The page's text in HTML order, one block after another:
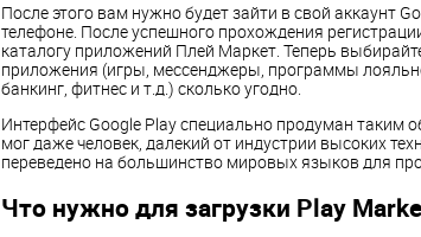
После этого вам нужно будет зайти в свой аккаунт
телефоне. После успешного прохождения
каталогу приложений Плей Маркет. Теперь
приложения (игры, мессенджеры, программы
банкинг, фитнес и т.д.) сколько угодно.
Интерфейс Google Play специально продуман таким
мог даже человек, далекий от индустрии высоких
переведено на большинство мировых языков для
Что нужно для загрузки Play